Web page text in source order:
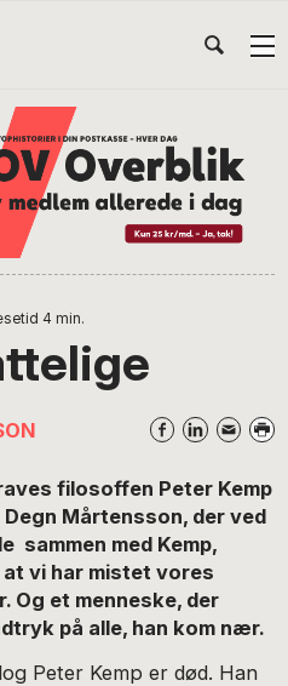
4 min.
filosoffen Peter Kemp
Mårtensson, der ved
sammen med Kemp,
vi har mistet vores
et menneske, der
på alle, han kom nær.
Peter Kemp er død. Han